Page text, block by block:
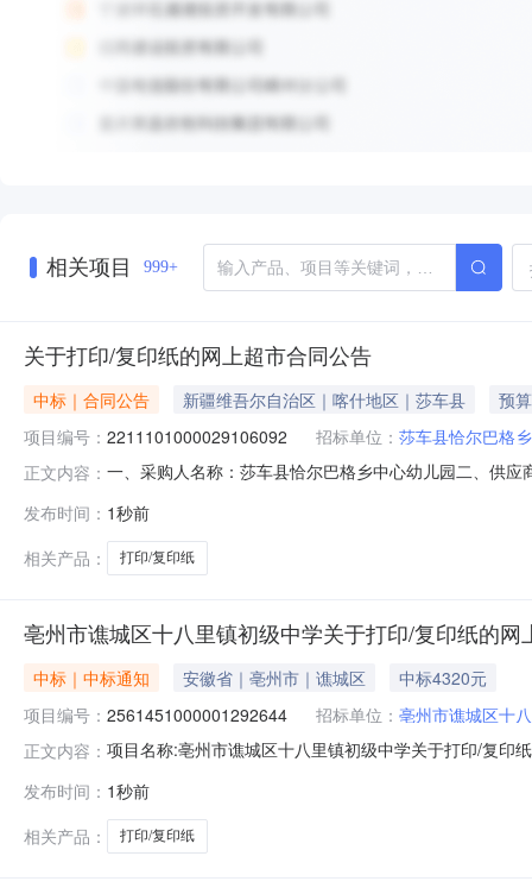
相关项目 999+
关于打印/复印纸的网上超市合同公告
中标｜合同公告 新疆维吾尔自治区｜喀什地区｜莎车县
预
项目编号： 2211101000029106092 招标单位： 莎车县恰尔巴格
正文内容： 一、采购人名称：莎车县恰尔巴格乡中心幼儿园二、供
箱打印/复印纸晨光/MGAPYVQ960箱1.001701702得力
发布时间： 1秒前
相关产品：
打印/复印纸
亳州市谯城区十八里镇初级中学关于打印/复印纸的
中标｜中标通知 安徽省｜亳州市｜谯城区
中标4320元
项目编号： 2561451000001292644 招标单位： 亳州市谯城区十
正文内容： 项目名称:亳州市谯城区十八里镇初级中学关于打印/复印
购单位名称:亳州市谯城区十八里镇初级中学采购单位地
发布时间： 1秒前
相关产品：
打印/复印纸